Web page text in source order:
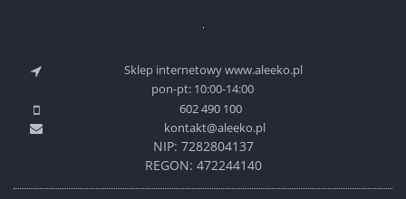
Sklep internetowy www.aleeko.pl
pon-pt: 10:00-14:00
602 490 100
kontakt@aleeko.pl
NIP: 7282804137
REGON: 472244140